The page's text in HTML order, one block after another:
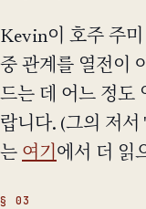
Kevin이 호주 주미
중 관계를 열전이
드는 데 어느 정도
랍니다. (그의 저서
는 여기 에서 더 읽